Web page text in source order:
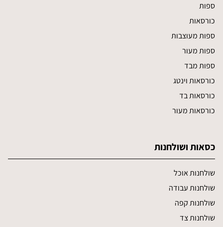
ספות
כורסאות
ספות מעוצבות
ספות מעור
ספות מבד
כורסאות וינטג
כורסאות בד
כורסאות מעור
כסאות ושולחנות
שולחנות אוכל
שולחנות עבודה
שולחנות קפה
שולחנות צד